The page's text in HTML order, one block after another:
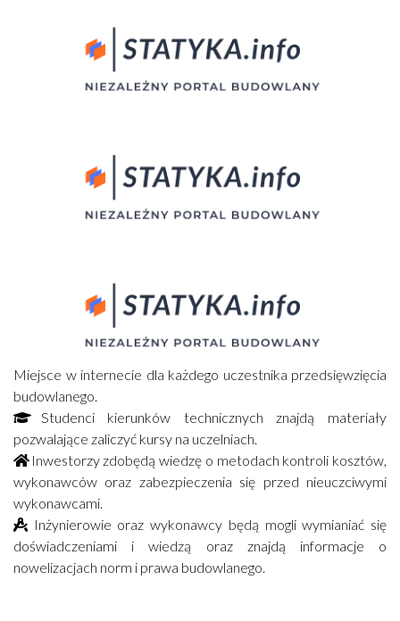
Miejsce w internecie dla każdego uczestnika przedsięwzięcia
budowlanego.
Studenci kierunków technicznych znajdą materiały
pozwalające zaliczyć kursy na uczelniach.
Inwestorzy zdobędą wiedzę o metodach kontroli kosztów,
wykonawców oraz zabezpieczenia się przed nieuczciwymi
wykonawcami.
Inżynierowie oraz wykonawcy będą mogli wymianiać się
doświadczeniami i wiedzą oraz znajdą informacje o
nowelizacjach norm i prawa budowlanego.